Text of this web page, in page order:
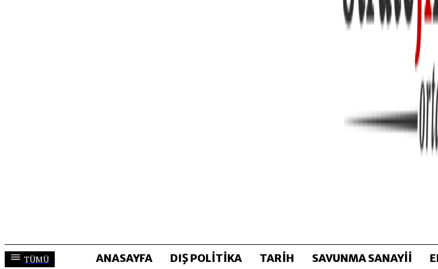
TÜMÜ ANASAYFA DIŞ POLİTİKA TARİH SAVUNMA SANAYİİ